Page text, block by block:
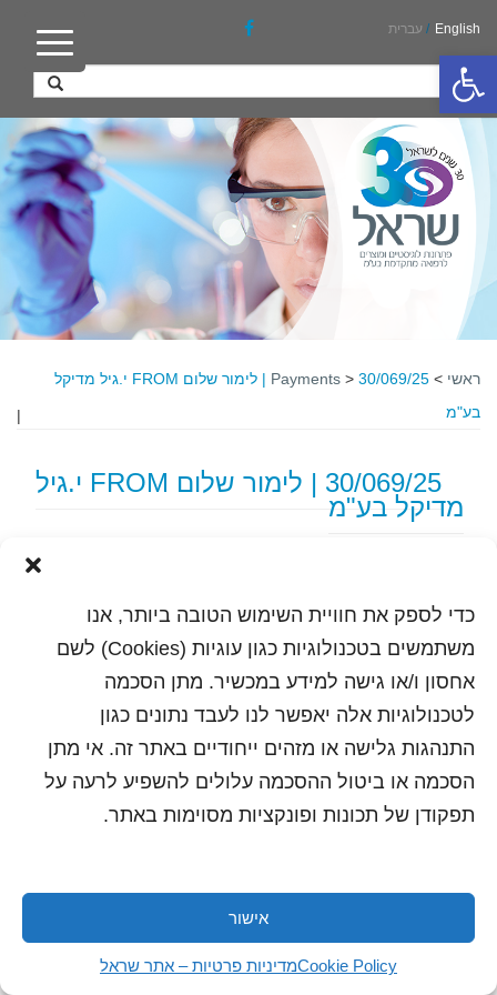
פתח סרגל נגישות
כדי לספק את חוויית השימוש הטובה ביותר, אנו
משתמשים בטכנולוגיות כגון עוגיות (Cookies) לשם
אחסון ו/או גישה למידע במכשיר. מתן הסכמה
לטכנולוגיות אלה יאפשר לנו לעבד נתונים כגון
התנהגות גלישה או מזהים ייחודיים באתר זה. אי מתן
הסכמה או ביטול ההסכמה עלולים להשפיע לרעה על
תפקודן של תכונות ופונקציות מסוימות באתר.
אישור
Cookie Policyמדיניות פרטיות – אתר שראל
English
/ עברית
ראשי >
Payments >
30/069/25 | לימור שלום FROM י.גיל מדיקל
בע"מ
|
30/069/25 | לימור שלום FROM י.גיל
מדיקל בע"מ
כל הזכויות שמורות לשראל 2018 | עיצוב ותכנות: סטודיו
"היוצרים"